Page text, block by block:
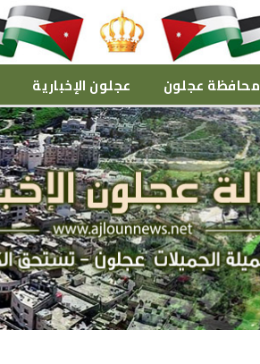
محافظة عجلون عجلون الإخبارية